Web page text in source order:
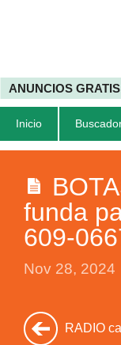
ANUNCIOS GRATIS
Inicio
funda
609-
Nov 28, 2024
RADIO